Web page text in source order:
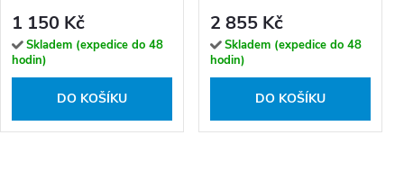
1 150 Kč
Skladem (expedice do 48
hodin)
DO KOŠÍKU
2 855 Kč
Skladem (expedice do 48
hodin)
DO KOŠÍKU